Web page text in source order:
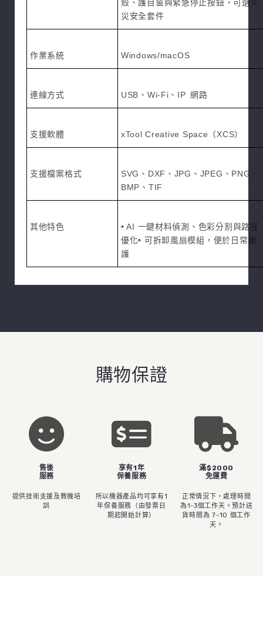
殼、護目窗與緊急停止按鈕，可選火
災安全套件
作業系統 Windows/macOS
連線方式 USB、Wi-Fi、IP 網路
支援軟體 xTool Creative Space（XCS）
支援檔案格式
SVG、DXF、JPG、JPEG、PNG、
BMP、TIF
其他特色
• AI 一鍵材料偵測、色彩分割與路徑
優化• 可拆卸風扇模組，便於日常維
護
購物保證
售後
服務
提供技術支援及教機培
訓
享有1年
保養服務
所以機器產品均可享有1
年保養服務（由發票日
期起開始計算）
滿$2000
免運費
正常情況下，處理時間
為1-3個工作天。預計送
貨時間為 7-10 個工作
天。